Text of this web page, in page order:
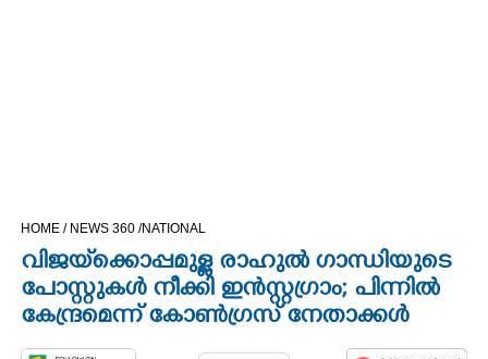
OPINION
HOME / NEWS 360 /NATIONAL
വിജയ്‌ക്കൊപ്പമുള്ള രാഹുൽ ഗാന്ധിയുടെ
പോസ്റ്റുകൾ നീക്കി ഇൻസ്റ്റഗ്രാം; പിന്നിൽ
കേന്ദ്രമെന്ന് കോൺഗ്രസ് നേതാക്കൾ